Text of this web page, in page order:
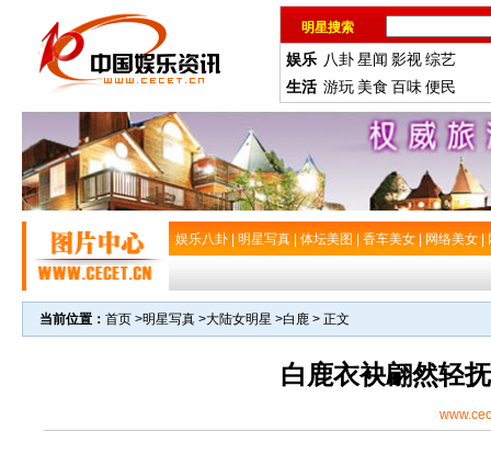
明星搜索
娱乐 八卦星闻 影视综艺
生活 游玩 美食 百味便民
娱乐八卦 明星写真 体坛美图 香车美女 网络美女
当前位置： 首页 >明星写真 >大陆女明星 >白鹿 > 正文
白鹿衣袂翩然轻